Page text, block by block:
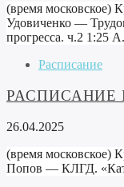
(время московское)
Удовиченко —
прогресса. ч.2 1:25
Расписание
РАСПИСАНИЕ
26.04.2025
(время московское)
Попов — КЛГД.